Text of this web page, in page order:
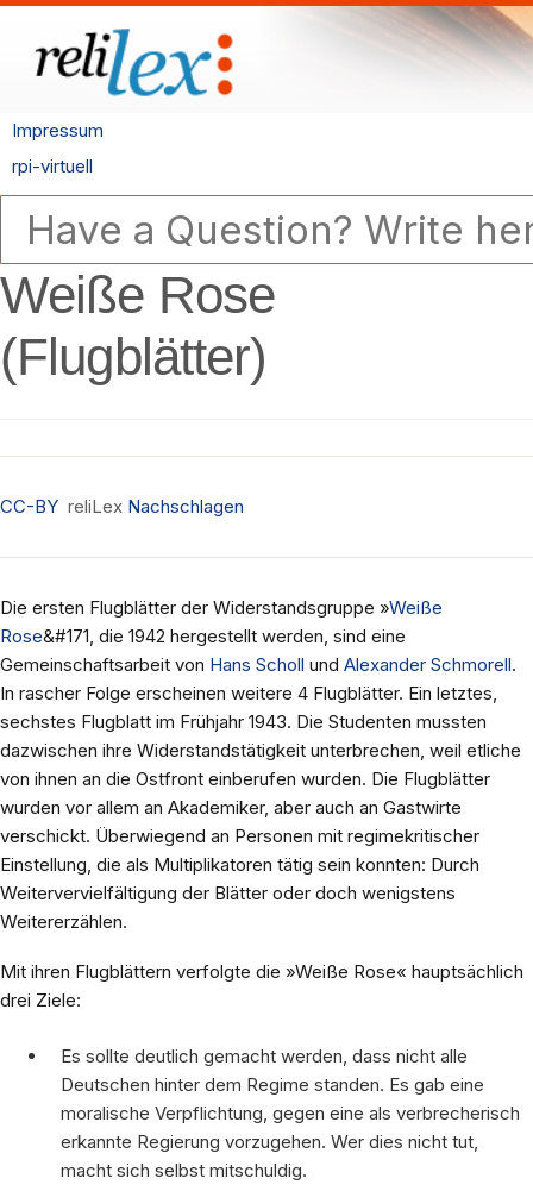
Impressum
rpi-virtuell
Weiße Rose
(Flugblätter)
CC-BY reliLex Nachschlagen
Die ersten Flugblätter der Widerstandsgruppe »Weiße
Rose&#171, die 1942 hergestellt werden, sind eine
Gemeinschaftsarbeit von Hans Scholl und Alexander Schmorell.
In rascher Folge erscheinen weitere 4 Flugblätter. Ein letztes,
sechstes Flugblatt im Frühjahr 1943. Die Studenten mussten
dazwischen ihre Widerstandstätigkeit unterbrechen, weil etliche
von ihnen an die Ostfront einberufen wurden. Die Flugblätter
wurden vor allem an Akademiker, aber auch an Gastwirte
verschickt. Überwiegend an Personen mit regimekritischer
Einstellung, die als Multiplikatoren tätig sein konnten: Durch
Weitervervielfältigung der Blätter oder doch wenigstens
Weitererzählen.
Mit ihren Flugblättern verfolgte die »Weiße Rose« hauptsächlich
drei Ziele:
Es sollte deutlich gemacht werden, dass nicht alle
Deutschen hinter dem Regime standen. Es gab eine
moralische Verpflichtung, gegen eine als verbrecherisch
erkannte Regierung vorzugehen. Wer dies nicht tut,
macht sich selbst mitschuldig.